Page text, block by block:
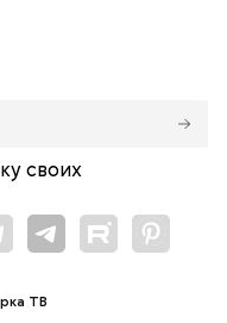
своих
ТВ